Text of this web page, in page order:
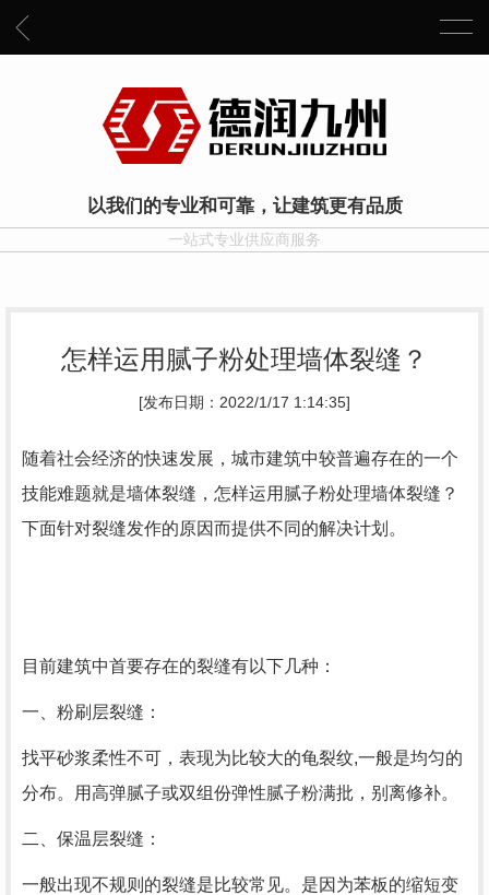
以我们的专业和可靠，让建筑更有品质
一站式专业供应商服务
怎样运用腻子粉处理墙体裂缝？
[发布日期：2022/1/17 1:14:35]
随着社会经济的快速发展，城市建筑中较普遍存在的一个
技能难题就是墙体裂缝，怎样运用腻子粉处理墙体裂缝？
下面针对裂缝发作的原因而提供不同的解决计划。
目前建筑中首要存在的裂缝有以下几种：
一、粉刷层裂缝：
找平砂浆柔性不可，表现为比较大的龟裂纹,一般是均匀的
分布。用高弹腻子或双组份弹性腻子粉满批，别离修补。
二、保温层裂缝：
一般出现不规则的裂缝是比较常见。是因为苯板的缩短变